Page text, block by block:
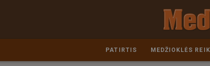
PATIRTIS MEDŽIOKLĖS